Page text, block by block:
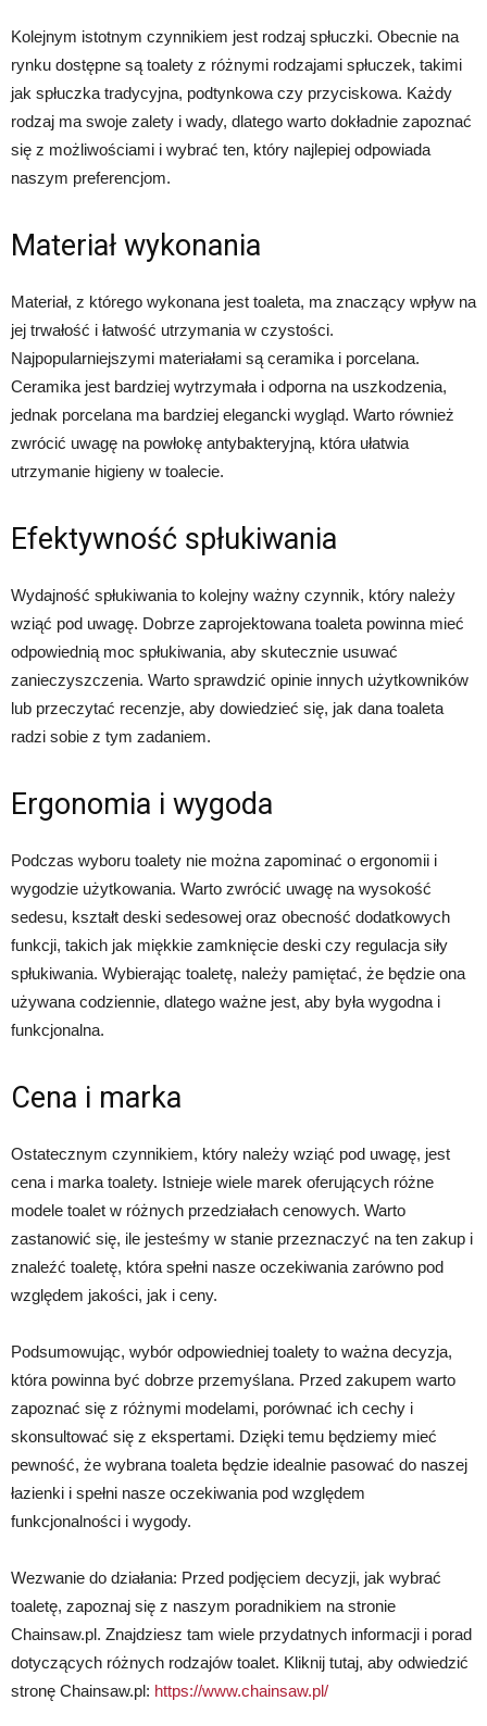
Kolejnym istotnym czynnikiem jest rodzaj spłuczki. Obecnie na
rynku dostępne są toalety z różnymi rodzajami spłuczek, takimi
jak spłuczka tradycyjna, podtynkowa czy przyciskowa. Każdy
rodzaj ma swoje zalety i wady, dlatego warto dokładnie zapoznać
się z możliwościami i wybrać ten, który najlepiej odpowiada
naszym preferencjom.
Materiał wykonania
Materiał, z którego wykonana jest toaleta, ma znaczący wpływ na
jej trwałość i łatwość utrzymania w czystości.
Najpopularniejszymi materiałami są ceramika i porcelana.
Ceramika jest bardziej wytrzymała i odporna na uszkodzenia,
jednak porcelana ma bardziej elegancki wygląd. Warto również
zwrócić uwagę na powłokę antybakteryjną, która ułatwia
utrzymanie higieny w toalecie.
Efektywność spłukiwania
Wydajność spłukiwania to kolejny ważny czynnik, który należy
wziąć pod uwagę. Dobrze zaprojektowana toaleta powinna mieć
odpowiednią moc spłukiwania, aby skutecznie usuwać
zanieczyszczenia. Warto sprawdzić opinie innych użytkowników
lub przeczytać recenzje, aby dowiedzieć się, jak dana toaleta
radzi sobie z tym zadaniem.
Ergonomia i wygoda
Podczas wyboru toalety nie można zapominać o ergonomii i
wygodzie użytkowania. Warto zwrócić uwagę na wysokość
sedesu, kształt deski sedesowej oraz obecność dodatkowych
funkcji, takich jak miękkie zamknięcie deski czy regulacja siły
spłukiwania. Wybierając toaletę, należy pamiętać, że będzie ona
używana codziennie, dlatego ważne jest, aby była wygodna i
funkcjonalna.
Cena i marka
Ostatecznym czynnikiem, który należy wziąć pod uwagę, jest
cena i marka toalety. Istnieje wiele marek oferujących różne
modele toalet w różnych przedziałach cenowych. Warto
zastanowić się, ile jesteśmy w stanie przeznaczyć na ten zakup i
znaleźć toaletę, która spełni nasze oczekiwania zarówno pod
względem jakości, jak i ceny.
Podsumowując, wybór odpowiedniej toalety to ważna decyzja,
która powinna być dobrze przemyślana. Przed zakupem warto
zapoznać się z różnymi modelami, porównać ich cechy i
skonsultować się z ekspertami. Dzięki temu będziemy mieć
pewność, że wybrana toaleta będzie idealnie pasować do naszej
łazienki i spełni nasze oczekiwania pod względem
funkcjonalności i wygody.
Wezwanie do działania: Przed podjęciem decyzji, jak wybrać
toaletę, zapoznaj się z naszym poradnikiem na stronie
Chainsaw.pl. Znajdziesz tam wiele przydatnych informacji i porad
dotyczących różnych rodzajów toalet. Kliknij tutaj, aby odwiedzić
stronę Chainsaw.pl: https://www.chainsaw.pl/